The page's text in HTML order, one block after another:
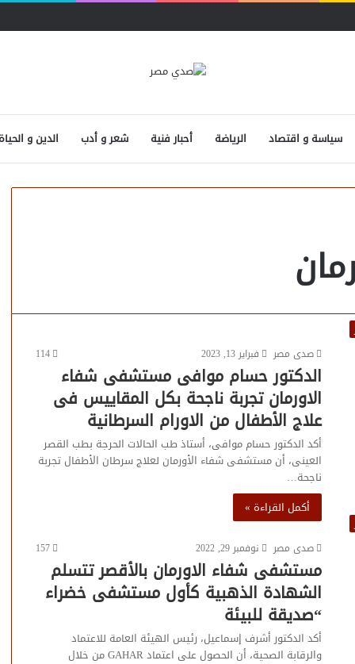
سياسة و اقتصاد الرياضة أحبار فنية شعر و أدب الدين و الحياة
صدى مصر
فبراير 13, 2023 114
الدكتور حسام موافى مستشفى شفاء
الاورمان تجربة ناجحة بكل المقاييس فى
علاج الأطفال من الاورام السرطانية
أكد الدكتور حسام موافى، أستاذ طب الحالات الحرجة بطب القصر
العينى، أن مستشفى شفاء الأورمان لعلاج سرطان الأطفال تجربة
ناجحة…
أكمل القراءة »
صدى مصر
نوفمبر 29, 2022 157
مستشفى شفاء الاورمان بالأقصر تتسلم
الشهادة الذهبية كأول مستشفى خضراء
“صديقة للبيئة
أكد الدكتور أشرف إسماعيل، رئيس الهيئة العامة للاعتماد
والرقابة الصحية، أن الحصول على اعتماد GAHAR من خلال